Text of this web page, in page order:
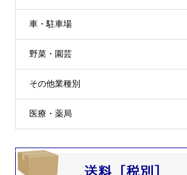
車・駐車場
野菜・園芸
その他業種別
医療・薬局